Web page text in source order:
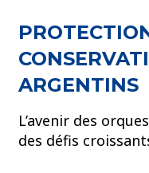
ARGENTINS
L’avenir des
des défis